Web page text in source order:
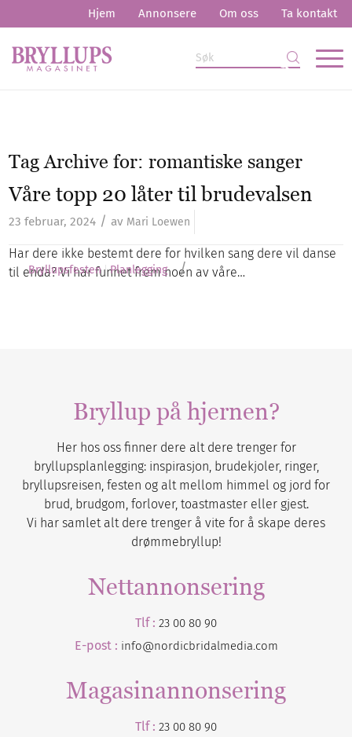
Hjem Annonsere Om oss Ta kontakt
Tag Archive for:romantiske sanger
Våre topp 20 låter til brudevalsen
23 februar, 2024 / av Mari Loewen
Har dere ikke bestemt dere for hvilken sang dere vil danse
til enda? Vi har funnet frem noen av våre…
Bryllupsfesten Planlegging /
Bryllup på hjernen?
Her hos oss finner dere alt dere trenger for
bryllupsplanlegging: inspirasjon, brudekjoler, ringer,
bryllupsreisen, festen og alt mellom himmel og jord for
brud, brudgom, forlover, toastmaster eller gjest.
Vi har samlet alt dere trenger å vite for å skape deres
drømmebryllup!
Nettannonsering
Tlf : 23 00 80 90
E-post : info@nordicbridalmedia.com
Magasinannonsering
Tlf : 23 00 80 90